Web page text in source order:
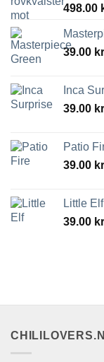
498.00
39.00 kr
Inca
39.00 kr
Patio
39.00 kr
Little Elf
39.00 kr